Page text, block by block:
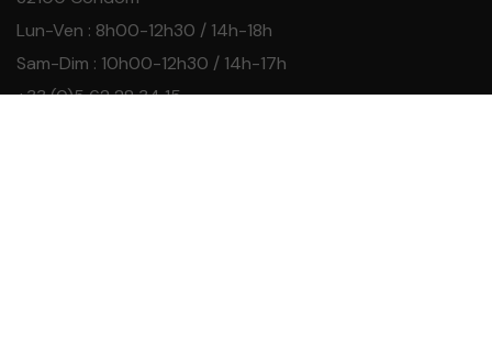
Lun-Ven : 8h00-12h30 / 14h-18h
Sam-Dim : 10h00-12h30 / 14h-17h
+33 (0)5 62 28 34 15